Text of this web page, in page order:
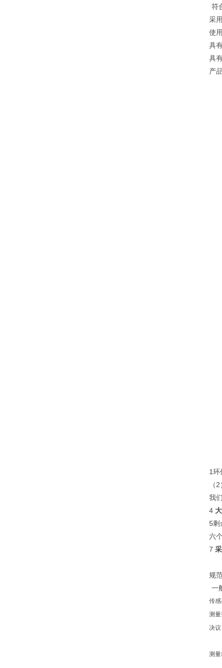
符
采
使
具
具
产
1环
（
我
4
5剩
六
7
规
一
传感
测量
决议
测